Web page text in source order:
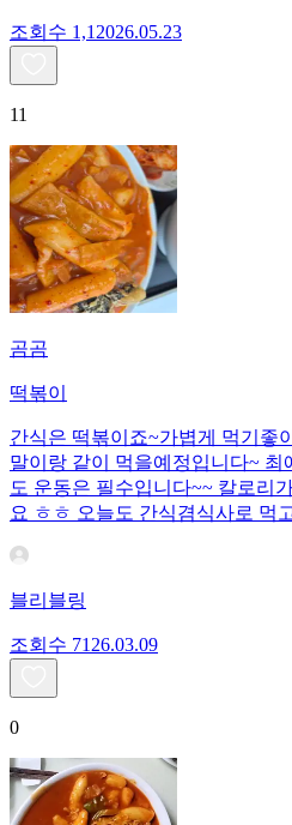
조회수 1,12026.05.23
11
곰곰
떡볶이
간식은 떡볶이죠~가볍게 먹기좋
말이랑 같이 먹을예정입니다~ 최
도 운동은 필수입니다~~ 칼로리
요 ㅎㅎ 오늘도 간식겸식사로 먹
블리블링
조회수 71 26.03.09
0